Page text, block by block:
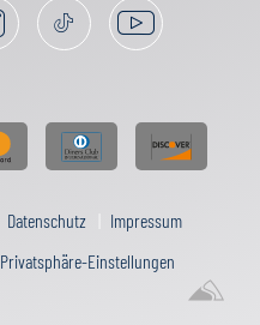
Datenschutz
Impressum
Privatsphäre-Einstellungen